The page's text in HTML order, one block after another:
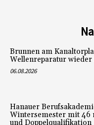
Brunnen am
Wellenreparatur
06.08.2026
Hanauer
Wintersemester mit 46
und Doppelqualifikation